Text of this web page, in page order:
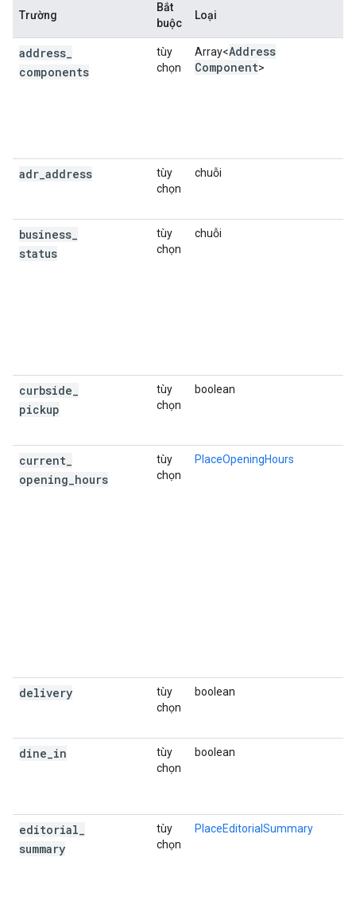
Trường
Bắt
buộc
Loại
address
components
tùy
chọn
Array<Address
Component>
adr address
tùy
chọn
chuỗi
business
status
tùy
chọn
chuỗi
curbside
pickup
tùy
chọn
boolean
current
opening hours
tùy
chọn
PlaceOpeningHours
delivery
tùy
chọn
boolean
dine in
tùy
chọn
boolean
editorial
summary
tùy
chọn
PlaceEditorialSummary